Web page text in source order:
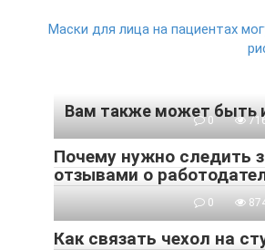
Маски для лица на пациентах
Вам также может быть
0
Почему нужно следить
отзывами о
0
Как связать чехол на